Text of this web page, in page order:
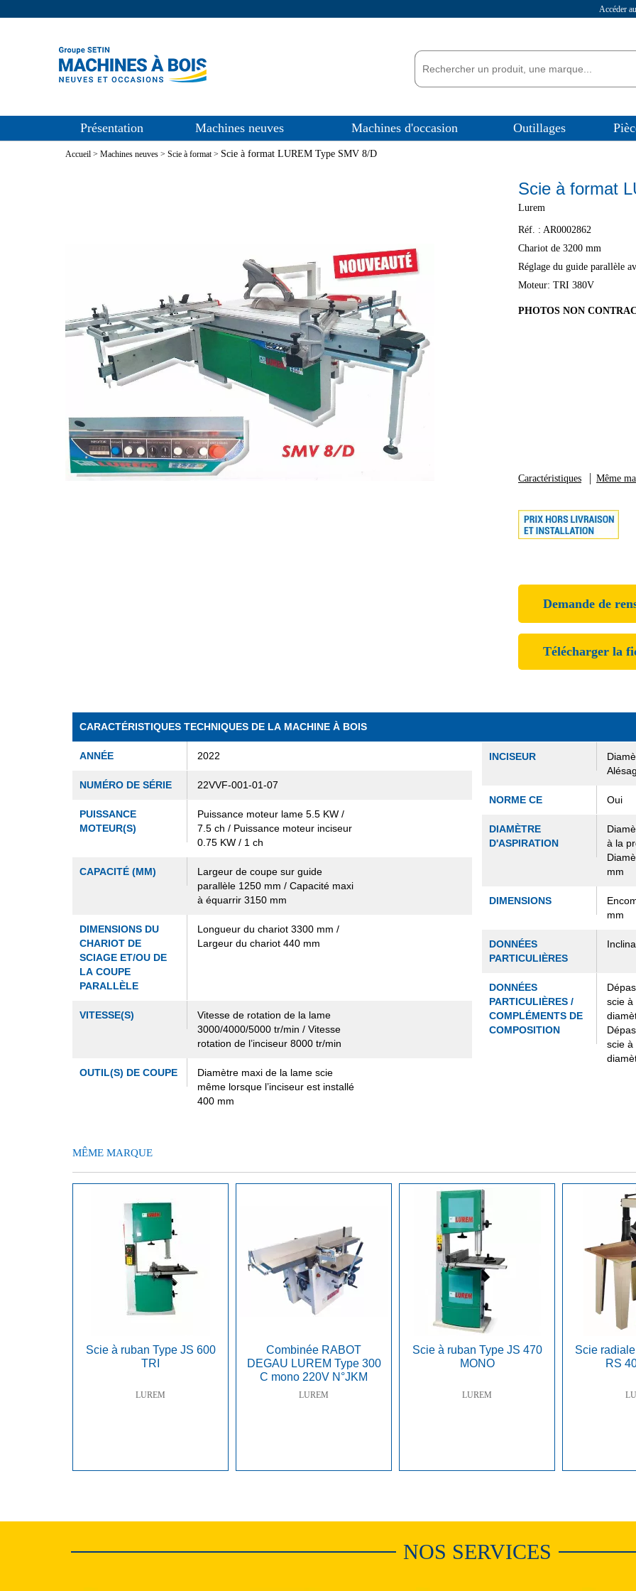
Accéder
Présentation Machines neuves Machines d'occasion Outillages
Accueil > Machines neuves > Scie à format > Scie à format LUREM Type SMV 8/D
Scie à format
Lurem
Réf. : AR0002862
Chariot de 3200 mm
Réglage du guide parallèle
Moteur: TRI 380V
PHOTOS NON
Caractéristiques Même
Demande de
Télécharger la
CARACTÉRISTIQUES TECHNIQUES DE LA MACHINE À BOIS
ANNÉE 2022
NUMÉRO DE SÉRIE 22VVF-001-01-07
PUISSANCE
MOTEUR(S)
Puissance moteur lame 5.5 KW /
7.5 ch / Puissance moteur inciseur
0.75 KW / 1 ch
CAPACITÉ (MM)
Largeur de coupe sur guide
parallèle 1250 mm / Capacité maxi
à équarrir 3150 mm
DIMENSIONS DU
CHARIOT DE
SCIAGE ET/OU DE
LA COUPE
PARALLÈLE
Longueur du chariot 3300 mm /
Largeur du chariot 440 mm
VITESSE(S)
Vitesse de rotation de la lame
3000/4000/5000 tr/min / Vitesse
rotation de l’inciseur 8000 tr/min
OUTIL(S) DE COUPE
Diamètre maxi de la lame scie
même lorsque l’inciseur est installé
400 mm
INCISEUR
NORME CE Oui
DIAMÈTRE
D'ASPIRATION
à la
mm
DIMENSIONS
mm
DONNÉES
PARTICULIÈRES
DONNÉES
PARTICULIÈRES /
COMPLÉMENTS DE
COMPOSITION
scie à
scie à
MÊME MARQUE
Scie à ruban Type JS 600
TRI
LUREM
Combinée RABOT
DEGAU LUREM Type 300
C mono 220V N°JKM
221070
LUREM
Scie à ruban Type JS 470
MONO
LUREM
Scie
RS
NOS SERVICES